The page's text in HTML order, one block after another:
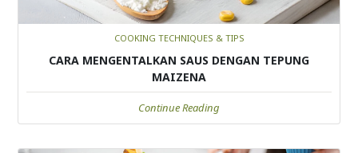
COOKING TECHNIQUES & TIPS
CARA MENGENTALKAN SAUS DENGAN TEPUNG
MAIZENA
Continue Reading